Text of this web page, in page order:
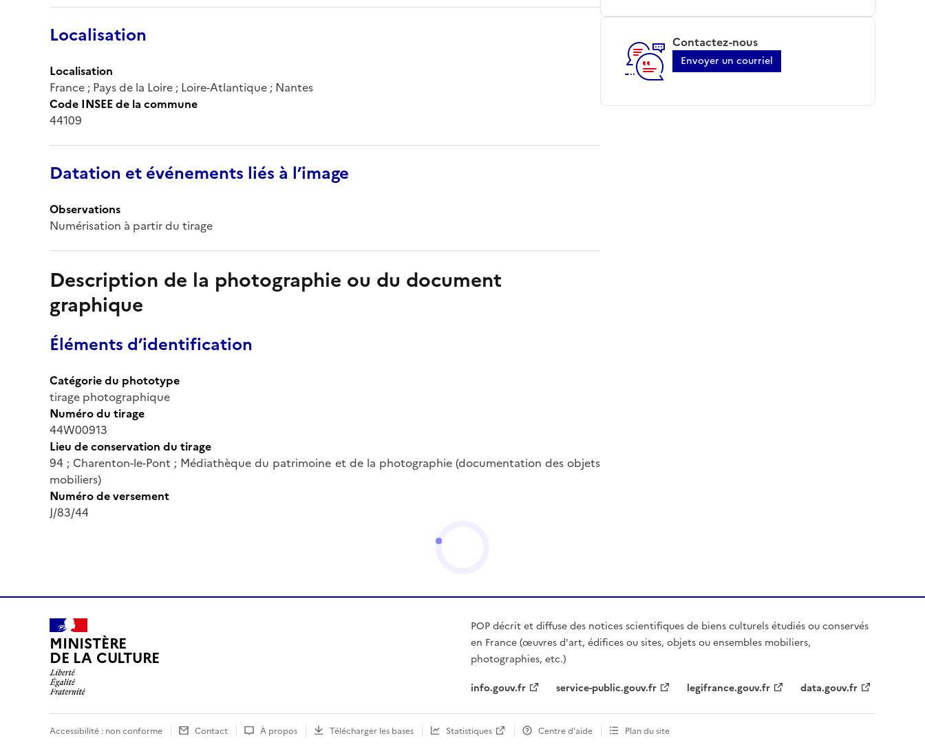
Localisation
Localisation
France ; Pays de la Loire ; Loire-Atlantique ; Nantes
Code INSEE de la commune
44109
Datation et événements liés à l’image
Observations
Numérisation à partir du tirage
Description de la photographie ou du document
graphique
Éléments d’identification
Catégorie du phototype
tirage photographique
Numéro du tirage
44W00913
Lieu de conservation du tirage
94 ; Charenton-le-Pont ; Médiathèque du patrimoine et de la photographie (documentation des objets
mobiliers)
Numéro de versement
J/83/44
Contactez-nous
Envoyer un courriel
MINISTÈRE
DE LA CULTURE
POP décrit et diffuse des notices scientifiques de biens culturels étudiés ou conservés
en France (œuvres d'art, édifices ou sites, objets ou ensembles mobiliers,
photographies, etc.)
info.gouv.fr
service-public.gouv.fr legifrance.gouv.fr data.gouv.fr
Accessibilité : non conforme Contact À propos Télécharger les bases Statistiques Centre d’aide Plan du site